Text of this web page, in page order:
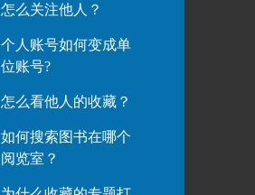
怎么关注他人？
个人账号如何变成单
位账号?
怎么看他人的收藏？
如何搜索图书在哪个
阅览室？